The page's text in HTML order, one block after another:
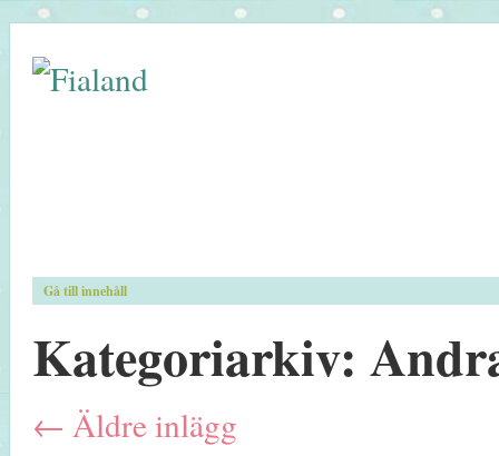
Gå till innehåll
Kategoriarkiv:
← Äldre inlägg